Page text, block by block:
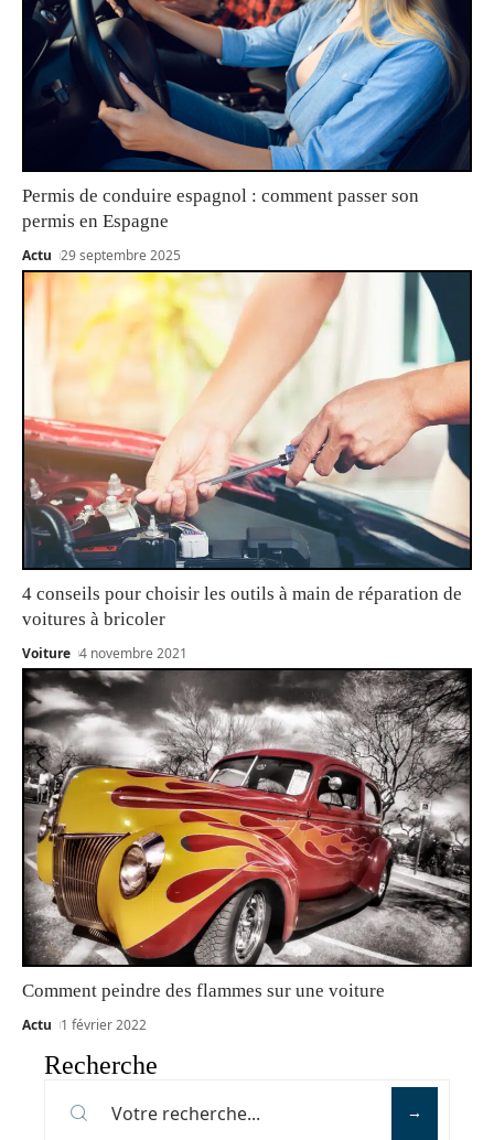
Permis de conduire espagnol : comment passer son
permis en Espagne
Actu 29 septembre 2025
4 conseils pour choisir les outils à main de réparation de
voitures à bricoler
Voiture 4 novembre 2021
Comment peindre des flammes sur une voiture
Actu 1 février 2022
Recherche